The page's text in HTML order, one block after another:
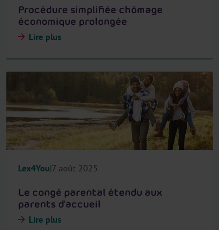
Procédure simplifiée chômage
économique prolongée
Lire plus
Lex4You 7 août 2025
Le congé parental étendu aux
parents d'accueil
Lire plus